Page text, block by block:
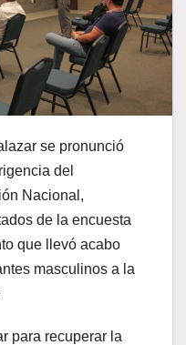
se pronunció
del
Nacional,
de la encuesta
que llevó acabo
masculinos a la
para recuperar la